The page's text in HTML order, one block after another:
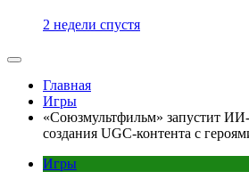
2 недели спустя
Главная
Игры
«Союзмультфильм» запустит
создания UGC-контента с
Игры